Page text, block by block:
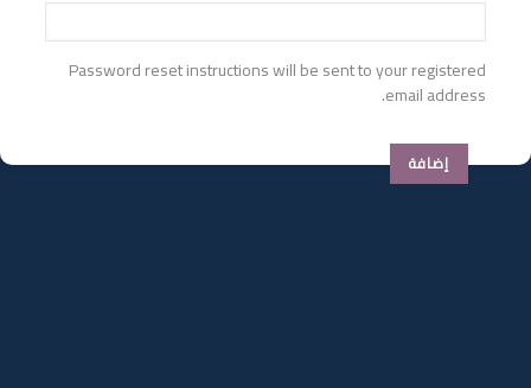
Password reset instructions will be sent to your registered
email address.